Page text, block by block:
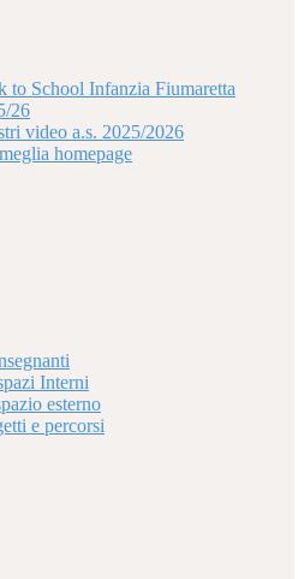
to School Infanzia Fiumaretta
26
video a.s. 2025/2026
homepage
Interni
esterno
e percorsi